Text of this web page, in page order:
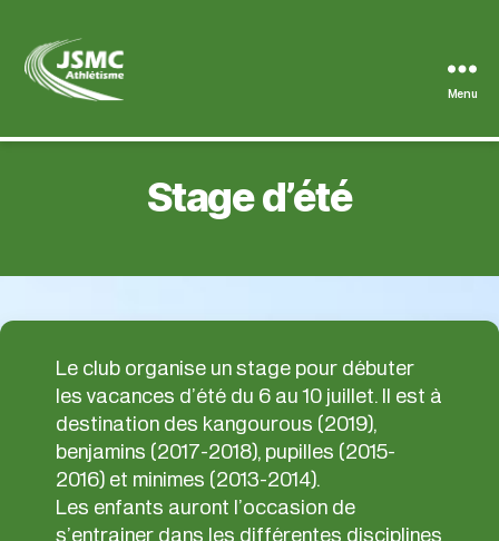
Menu
Stage d’été
Le club organise un stage pour débuter
les vacances d’été du 6 au 10 juillet. Il est à
destination des kangourous (2019),
benjamins (2017-2018), pupilles (2015-
2016) et minimes (2013-2014).
Les enfants auront l’occasion de
s’entrainer dans les différentes disciplines